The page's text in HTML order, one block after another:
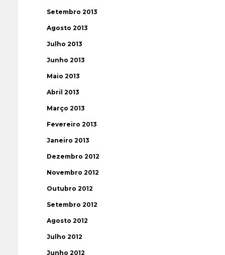
Setembro 2013
Agosto 2013
Julho 2013
Junho 2013
Maio 2013
Abril 2013
Março 2013
Fevereiro 2013
Janeiro 2013
Dezembro 2012
Novembro 2012
Outubro 2012
Setembro 2012
Agosto 2012
Julho 2012
Junho 2012